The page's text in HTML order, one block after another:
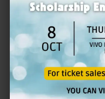
AUGE Y FIN
DE LA